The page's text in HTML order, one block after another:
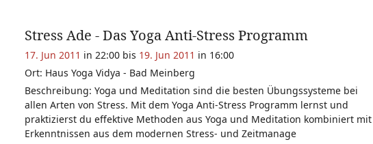
Stress Ade - Das Yoga Anti-Stress Programm
17. Jun 2011 in 22:00 bis 19. Jun 2011 in 16:00
Ort: Haus Yoga Vidya - Bad Meinberg
Beschreibung: Yoga und Meditation sind die besten Übungssysteme bei
allen Arten von Stress. Mit dem Yoga Anti-Stress Programm lernst und
praktizierst du effektive Methoden aus Yoga und Meditation kombiniert mit
Erkenntnissen aus dem modernen Stress- und Zeitmanage